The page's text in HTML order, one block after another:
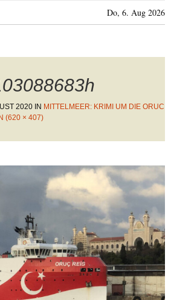
Do, 6. Aug 2026
2020 IN MITTELMEER: KRIMI UM DIE ORUC
(620 × 407)